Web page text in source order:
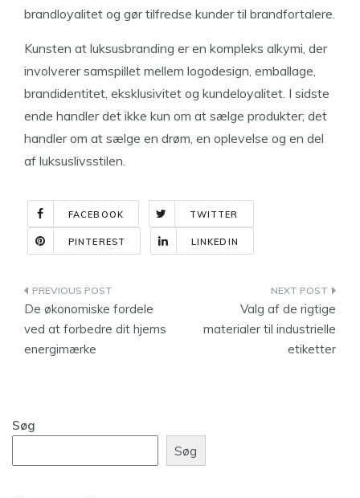
brandloyalitet og gør tilfredse kunder til brandfortalere.
Kunsten at luksusbranding er en kompleks alkymi, der
involverer samspillet mellem logodesign, emballage,
brandidentitet, eksklusivitet og kundeloyalitet. I sidste
ende handler det ikke kun om at sælge produkter; det
handler om at sælge en drøm, en oplevelse og en del
af luksuslivsstilen.
FACEBOOK TWITTER
PINTEREST LINKEDIN
Indlægsnavigation
De økonomiske fordele
ved at forbedre dit hjems
energimærke
Valg af de rigtige
materialer til industrielle
etiketter
Søg
Søg